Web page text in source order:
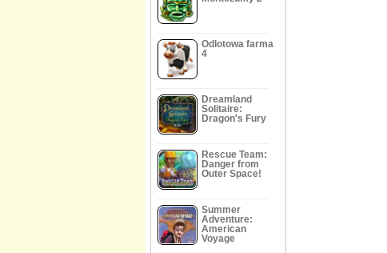
Odlotowa farma
4
Dreamland
Solitaire:
Dragon's Fury
Rescue Team:
Danger from
Outer Space!
Summer
Adventure:
American
Voyage